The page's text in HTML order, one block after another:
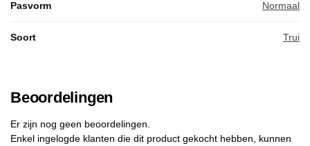
Pasvorm Normaal
Soort Trui
Beoordelingen
Er zijn nog geen beoordelingen.
Enkel ingelogde klanten die dit product gekocht hebben, kunnen